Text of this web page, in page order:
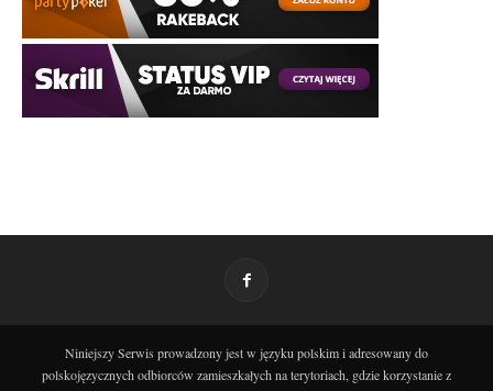
Niniejszy Serwis prowadzony jest w języku polskim i adresowany do
polskojęzycznych odbiorców zamieszkałych na terytoriach, gdzie korzystanie z